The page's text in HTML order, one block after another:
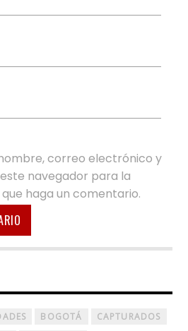
correo electrónico y
navegador para la
haga un comentario.
BOGOTÁ
CAPTURADOS